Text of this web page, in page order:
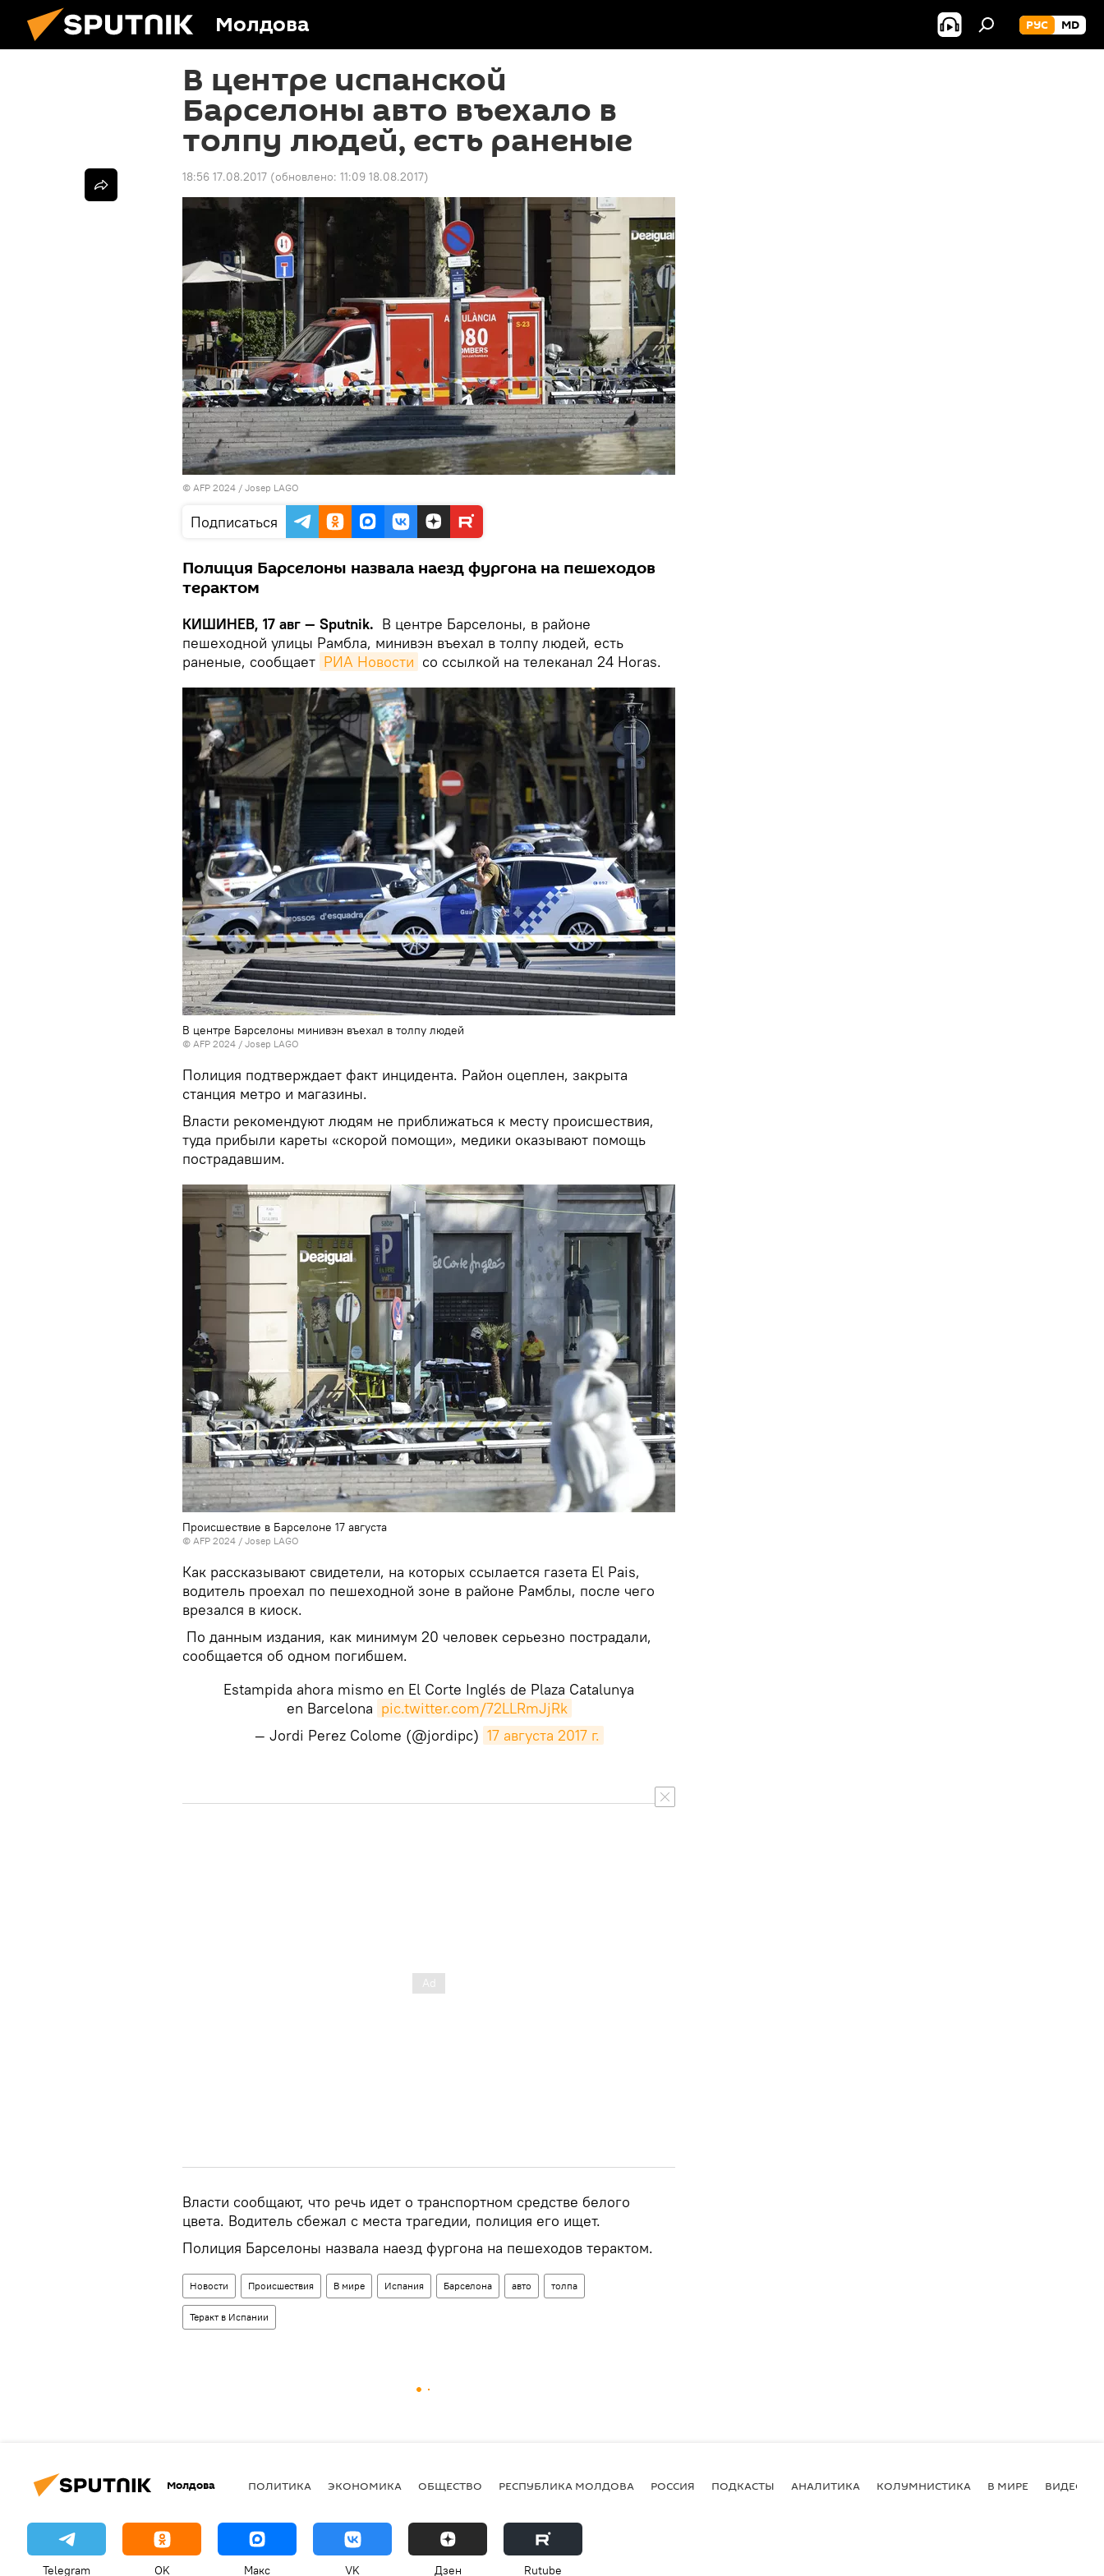
Молдова РУС MD
В центре испанской
Барселоны авто въехало в
толпу людей, есть раненые
18:56 17.08.2017 (обновлено: 11:09 18.08.2017)
© AFP 2024 / Josep LAGO
Подписаться
Полиция Барселоны назвала наезд фургона на пешеходов
терактом
КИШИНЕВ, 17 авг — Sputnik. В центре Барселоны, в районе
пешеходной улицы Рамбла, минивэн въехал в толпу людей, есть
раненые, сообщает РИА Новости со ссылкой на телеканал 24 Horas.
В центре Барселоны минивэн въехал в толпу людей
© AFP 2024 / Josep LAGO
Полиция подтверждает факт инцидента. Район оцеплен, закрыта
станция метро и магазины.
Власти рекомендуют людям не приближаться к месту происшествия,
туда прибыли кареты «скорой помощи», медики оказывают помощь
пострадавшим.
Происшествие в Барселоне 17 августа
© AFP 2024 / Josep LAGO
Как рассказывают свидетели, на которых ссылается газета El Pais,
водитель проехал по пешеходной зоне в районе Рамблы, после чего
врезался в киоск.
По данным издания, как минимум 20 человек серьезно пострадали,
сообщается об одном погибшем.
Estampida ahora mismo en El Corte Inglés de Plaza Catalunya
en Barcelona pic.twitter.com/72LLRmJjRk
— Jordi Perez Colome (@jordipc) 17 августа 2017 г.
Власти сообщают, что речь идет о транспортном средстве белого
цвета. Водитель сбежал с места трагедии, полиция его ищет.
Полиция Барселоны назвала наезд фургона на пешеходов терактом.
Новости Происшествия В мире Испания Барселона авто толпа
Теракт в Испании
Молдова ПОЛИТИКА ЭКОНОМИКА ОБЩЕСТВО РЕСПУБЛИКА МОЛДОВА РОССИЯ ПОДКАСТЫ АНАЛИТИКА КОЛУМНИСТИКА В МИРЕ ВИДЕО
Telegram OK Макс VK Дзен Rutube